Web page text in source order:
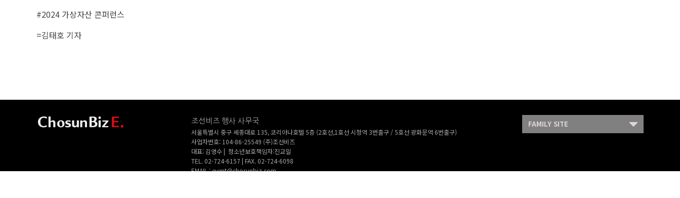
#2024 가상자산 콘퍼런스
=김태호 기자
조선비즈 행사 사무국
서울특별시 중구 세종대로 135, 코리아나호텔 5층 (2호선,1호선 시청역 3번출구 / 5호선 광화문역 6번출구)
사업자번호: 104-86-25549 (주)조선비즈
대표: 김영수 | 청소년보호책임자:진교일
TEL. 02-724-6157 | FAX. 02-724-6098
EMAIL : event@chosunbiz.com
FAMILY SITE